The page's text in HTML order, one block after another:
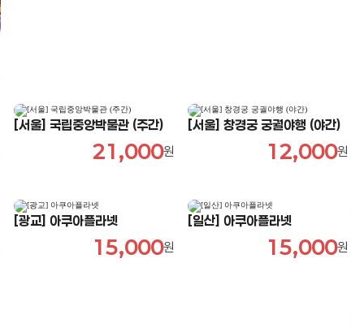
[서울] 국립중앙박물관 (주간)
21,000원
[서울] 창경궁 궁궐야행 (야간)
12,000원
[광교] 아쿠아플라넷
15,000원
[일산] 아쿠아플라넷
15,000원